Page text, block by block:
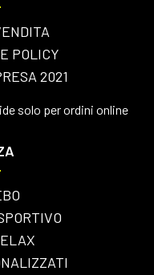
POLICY
2021
solo per ordini online